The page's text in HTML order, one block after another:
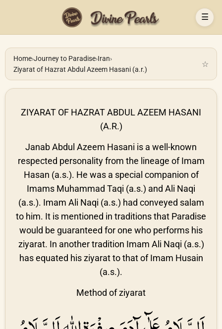
☰
Home›Journey to Paradise›Iran›
Ziyarat of Hazrat Abdul Azeem Hasani (a.r.)
☆
ZIYARAT OF HAZRAT ABDUL AZEEM HASANI
(A.R.)
Janab Abdul Azeem Hasani is a well-known
respected personality from the lineage of Imam
Hasan (a.s.). He was a special companion of
Imams Muhammad Taqi (a.s.) and Ali Naqi
(a.s.). Imam Ali Naqi (a.s.) had conveyed salam
to him. It is mentioned in traditions that Paradise
would be guaranteed for one who performs his
ziyarat. In another tradition Imam Ali Naqi (a.s.)
has equated his ziyarat to that of Imam Husain
(a.s.).
Method of ziyarat